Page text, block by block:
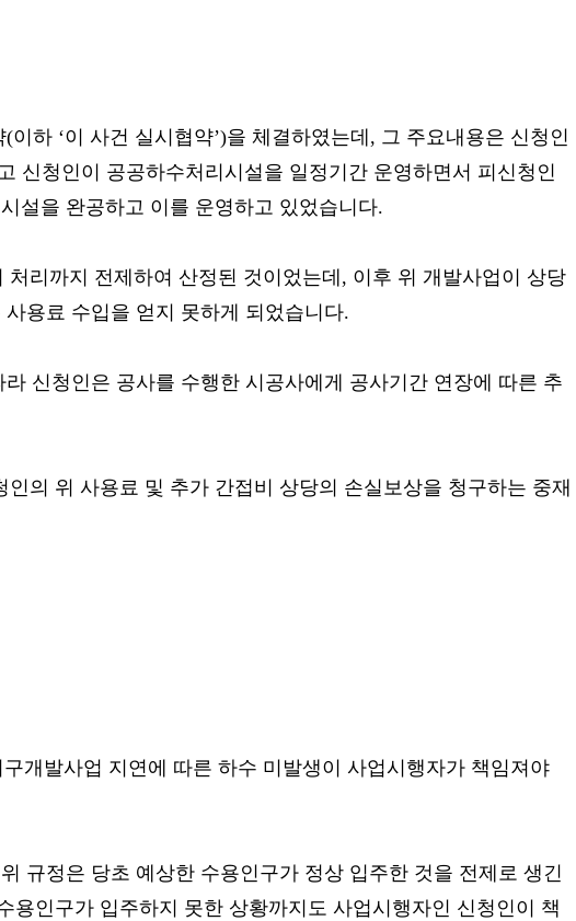
하 ‘이 사건 실시협약’)을 체결하였는데, 그 주요내용은 신청인
신청인이 공공하수처리시설을 일정기간 운영하면서 피신청인
설을 완공하고 이를 운영하고 있었습니다.
리까지 전제하여 산정된 것이었는데, 이후 위 개발사업이 상당
용료 수입을 얻지 못하게 되었습니다.
신청인은 공사를 수행한 시공사에게 공사기간 연장에 따른 추
의 위 사용료 및 추가 간접비 상당의 손실보상을 청구하는 중재
개발사업 지연에 따른 하수 미발생이 사업시행자가 책임져야
규정은 당초 예상한 수용인구가 정상 입주한 것을 전제로 생긴
인구가 입주하지 못한 상황까지도 사업시행자인 신청인이 책